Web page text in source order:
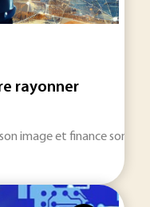
rayonner
image et finance son